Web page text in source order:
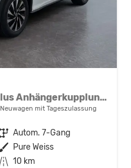
1,5 eTSI DSG LIFE LED Plus Anhängerkupplung Navigation Digital Pro Sitzheizung beheiztes Lenkrad 17 Zoll Alu 5J Garantie
Neuwagen mit Tageszulassung
Getriebe Autom. 7-Gang
Außenfarbe Pure Weiss
Kilometerstand 10 km